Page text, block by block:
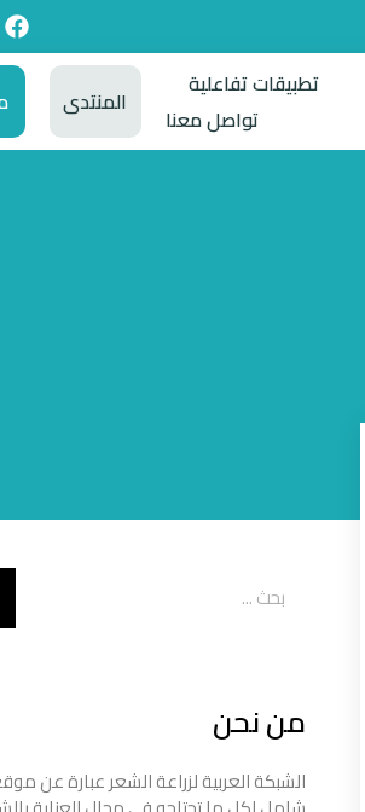
تطبيقات تفاعلية
تواصل معنا
المنتدى
من نحن
الشبكة العربية لزراعة الشعر عبارة عن